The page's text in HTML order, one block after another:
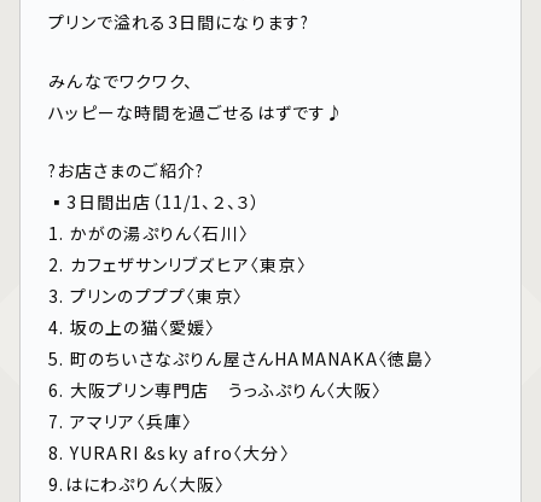
プリンで溢れる3日間になります?
みんなでワクワク、
ハッピーな時間を過ごせるはずです♪
?お店さまのご紹介?
▪️3日間出店（11/1、２、３）
1. かがの湯ぷりん〈石川〉
2. カフェザサンリブズヒア〈東京〉
3. プリンのプププ〈東京〉
4. 坂の上の猫〈愛媛〉
5. 町のちいさなぷりん屋さんHAMANAKA〈徳島〉
6. 大阪プリン専門店 うっふぷりん〈大阪〉
7. アマリア〈兵庫〉
8. YURARI &sky afro〈大分〉
9.はにわぷりん〈大阪〉